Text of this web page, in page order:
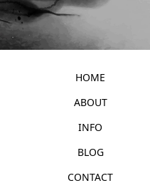
HOME
ABOUT
INFO
BLOG
CONTACT